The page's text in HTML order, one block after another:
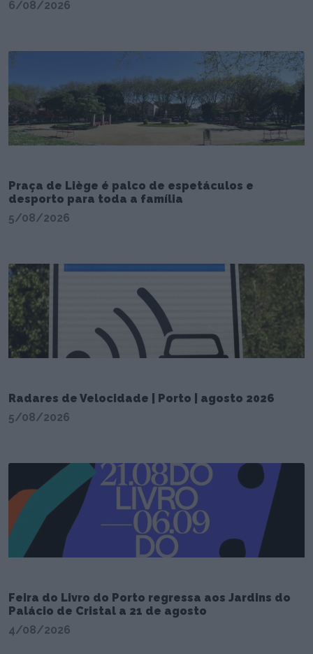
6/08/2026
Praça de Liège é palco de espetáculos e
desporto para toda a família
5/08/2026
Radares de Velocidade | Porto | agosto 2026
5/08/2026
Feira do Livro do Porto regressa aos Jardins do
Palácio de Cristal a 21 de agosto
4/08/2026